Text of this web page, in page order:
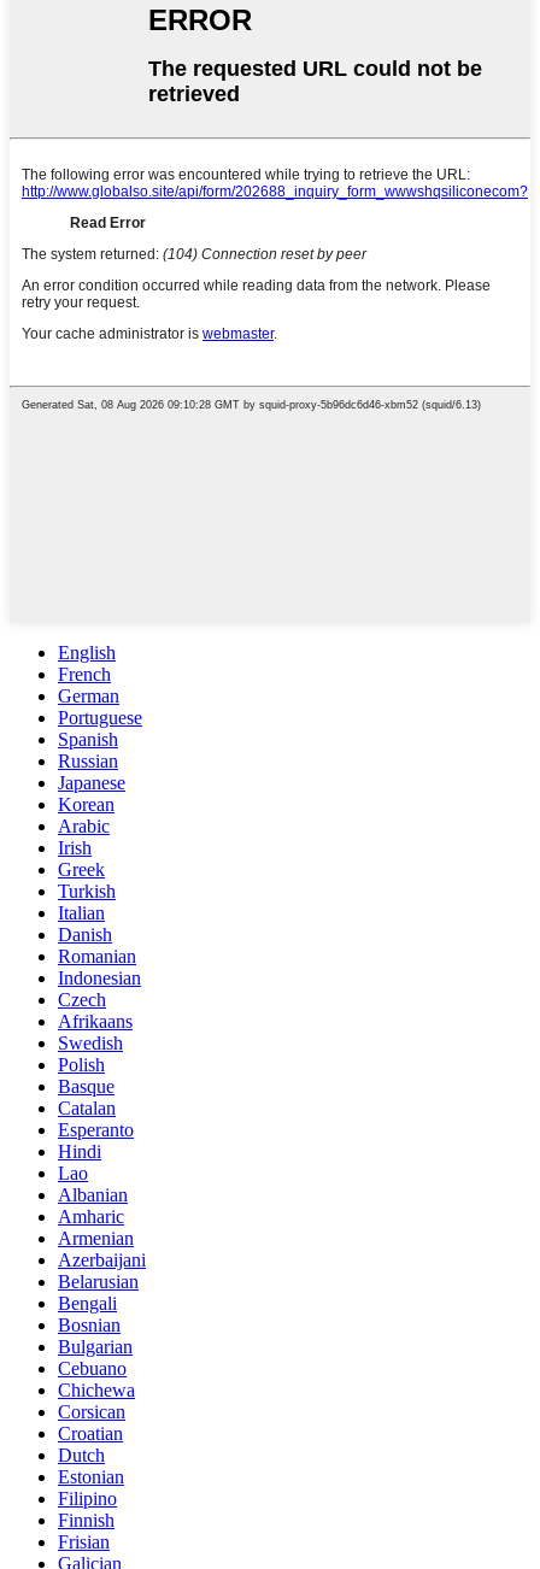
English
French
German
Portuguese
Spanish
Russian
Japanese
Korean
Arabic
Irish
Greek
Turkish
Italian
Danish
Romanian
Indonesian
Czech
Afrikaans
Swedish
Polish
Basque
Catalan
Esperanto
Hindi
Lao
Albanian
Amharic
Armenian
Azerbaijani
Belarusian
Bengali
Bosnian
Bulgarian
Cebuano
Chichewa
Corsican
Croatian
Dutch
Estonian
Filipino
Finnish
Frisian
Galician